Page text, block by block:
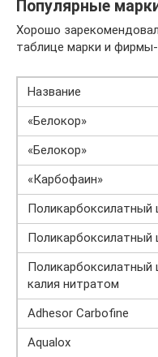
Популярные
Хорошо
таблице марки и фирмы-
Название
«Белокор»
«Белокор»
«Карбофаин»
Поликарбоксилатный
Поликарбоксилатный
Поликарбоксилатный
калия нитратом
Adhesor Carbofine
Aqualox